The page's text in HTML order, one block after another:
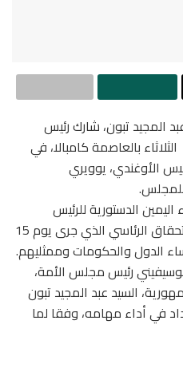
المجيد تبون، شارك رئيس
بالعاصمة كامبالا، في
الأوغندي، يوويري
الدستورية للرئيس
الأوغندي المعاد انتخابه إثر الاستحقاق الرئاسي الذي جرى يوم 15
الدول والحكومات وممثليهم.
رئيس مجلس الأمة،
السيد عبد المجيد تبون
في أداء مهامه، وفقا لما